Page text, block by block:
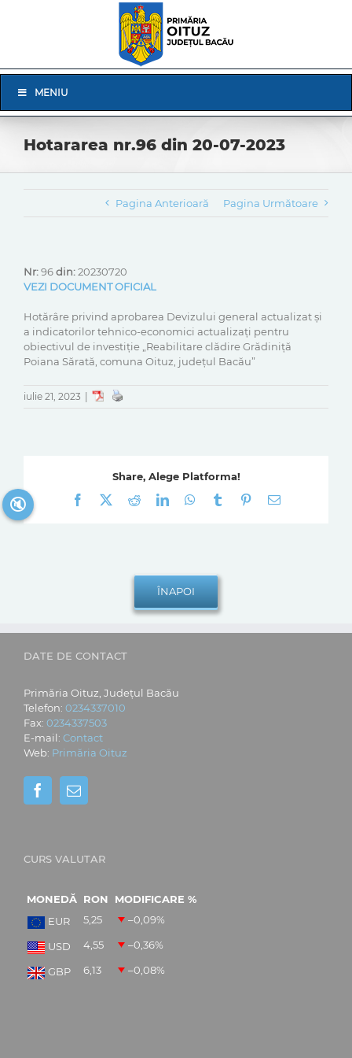
Navigation
MENIU
Hotararea nr.96 din 20-07-2023
Pagina Anterioară Pagina Următoare
Nr:96din:20230720
VEZI DOCUMENT OFICIAL
Hotărâre privind aprobarea Devizului general actualizat și
a indicatorilor tehnico-economici actualizați pentru
obiectivul de investiţie „Reabilitare clădire Grădiniță
Poiana Sărată, comuna Oituz, județul Bacău”
iulie 21, 2023
Share, Alege Platforma!
Facebook
RedditLinkedInWhatsApp
Tumblr Pinterest
E-
DATE DE CONTACT
Primăria Oituz, Județul Bacău
Telefon: 0234337010
Fax: 0234337503
E-mail: Contact
Web: Primăria Oituz
CURS VALUTAR
MONEDĂ RON
MODIFICARE %
EUR
5,25 –0,09%
USD 4,55 –0,36%
GBP 6,13 –0,08%
🔇